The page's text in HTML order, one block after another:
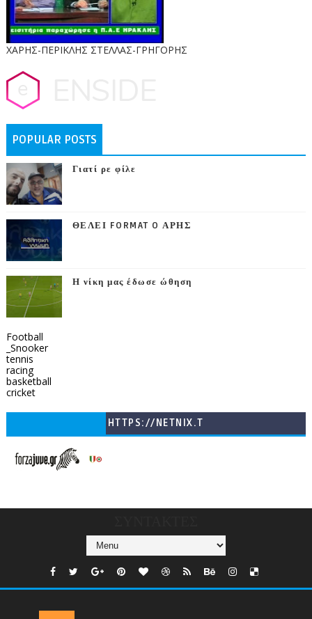
ΧΑΡΗΣ-ΠΕΡΙΚΛΗΣ ΣΤΕΛΛΑΣ-ΓΡΗΓΟΡΗΣ
POPULAR POSTS
Γιατί ρε φίλε
ΘΕΛΕΙ FORMAT O ΑΡΗΣ
Η νίκη μας έδωσε ώθηση
Football
_Snooker
tennis
racing
basketball
cricket
HTTPS://NETNIX.T